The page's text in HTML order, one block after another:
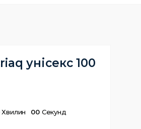
унісекс 100
Хвилин 00 Секунд